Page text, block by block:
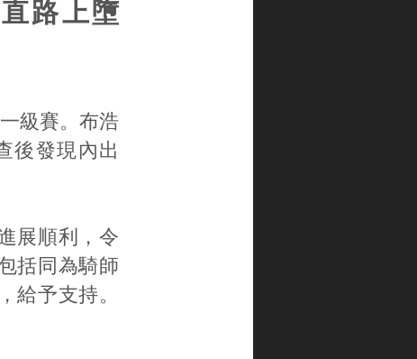
路上墮
級賽。布浩
後發現內出
展順利，令
括同為騎師
給予支持。